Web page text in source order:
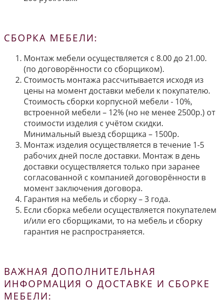
СБОРКА МЕБЕЛИ:
Монтаж мебели осуществляется с 8.00 до 21.00.
(по договорённости со сборщиком).
Стоимость монтажа рассчитывается исходя из
цены на момент доставки мебели к покупателю.
Стоимость сборки корпусной мебели - 10%,
встроенной мебели – 12% (но не менее 2500р.) от
стоимости изделия с учётом скидки.
Минимальный выезд сборщика – 1500р.
Монтаж изделия осуществляется в течение 1-5
рабочих дней после доставки. Монтаж в день
доставки осуществляется только при заранее
согласованной с компанией договорённости в
момент заключения договора.
Гарантия на мебель и сборку – 3 года.
Если сборка мебели осуществляется покупателем
и/или его сборщиками, то на мебель и сборку
гарантия не распространяется.
ВАЖНАЯ ДОПОЛНИТЕЛЬНАЯ
ИНФОРМАЦИЯ О ДОСТАВКЕ И СБОРКЕ
МЕБЕЛИ: